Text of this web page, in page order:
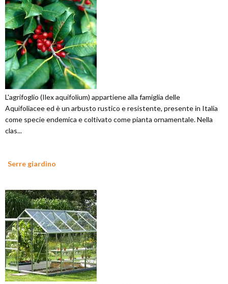
L'agrifoglio (Ilex aquifolium) appartiene alla famiglia delle
Aquifoliacee ed è un arbusto rustico e resistente, presente in Italia
come specie endemica e coltivato come pianta ornamentale. Nella
clas...
Serre giardino